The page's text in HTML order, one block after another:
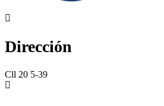
Dirección
Cll 20 5-39